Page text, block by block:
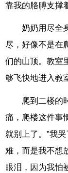
靠我的胳膊支撑
奶奶用尽全
尽，好像不是在
们的山顶。教室
够飞快地进入教
爬到二楼的
痛，爬楼这件事
就别上了。”我
难，而是我不想
眼泪，因为我怕